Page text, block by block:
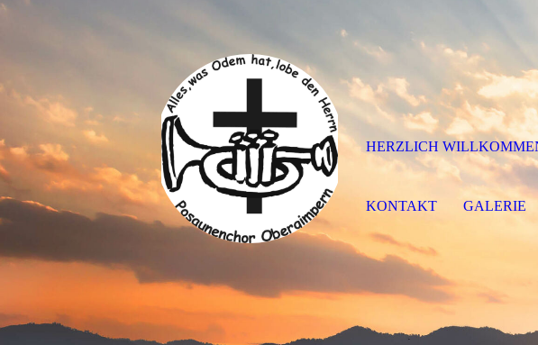
HERZLICH
KONTAKT GALERIE